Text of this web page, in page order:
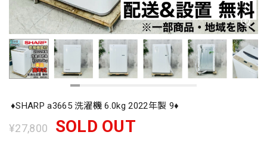
♦️SHARP a3665 洗濯機 6.0kg 2022年製 9♦️
¥27,800 SOLD OUT